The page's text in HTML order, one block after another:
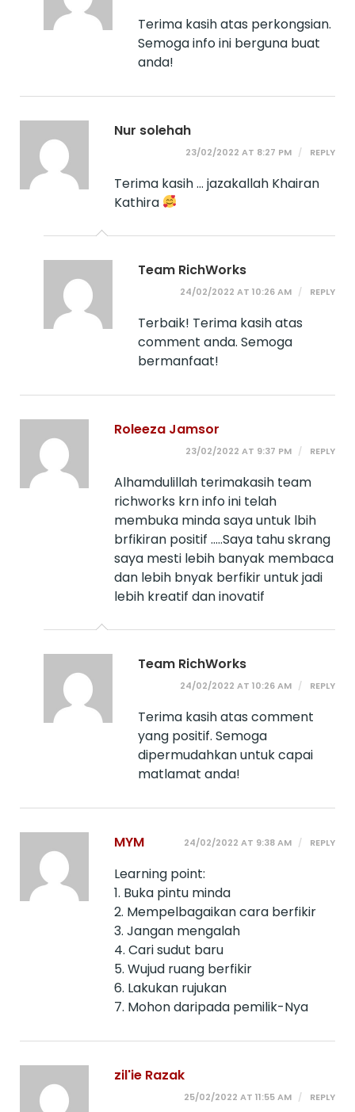
Terima kasih atas perkongsian.
Semoga info ini berguna buat
anda!
Nur solehah
23/02/2022 AT 8:27 PM REPLY
Terima kasih … jazakallah Khairan
Kathira
Team RichWorks
24/02/2022 AT 10:26 AM REPLY
Terbaik! Terima kasih atas
comment anda. Semoga
bermanfaat!
Roleeza Jamsor
23/02/2022 AT 9:37 PM REPLY
Alhamdulillah terimakasih team
richworks krn info ini telah
membuka minda saya untuk lbih
brfikiran positif …..Saya tahu skrang
saya mesti lebih banyak membaca
dan lebih bnyak berfikir untuk jadi
lebih kreatif dan inovatif
Team RichWorks
24/02/2022 AT 10:26 AM REPLY
Terima kasih atas comment
yang positif. Semoga
dipermudahkan untuk capai
matlamat anda!
MYM 24/02/2022 AT 9:38 AM REPLY
Learning point:
1. Buka pintu minda
2. Mempelbagaikan cara berfikir
3. Jangan mengalah
4. Cari sudut baru
5. Wujud ruang berfikir
6. Lakukan rujukan
7. Mohon daripada pemilik-Nya
zil'ie Razak
25/02/2022 AT 11:55 AM REPLY